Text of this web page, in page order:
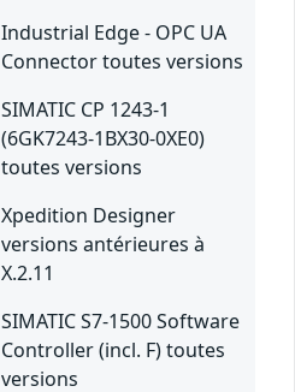
Industrial Edge - OPC UA
Connector toutes versions
SIMATIC CP 1243-1
(6GK7243-1BX30-0XE0)
toutes versions
Xpedition Designer
versions antérieures à
X.2.11
SIMATIC S7-1500 Software
Controller (incl. F) toutes
versions